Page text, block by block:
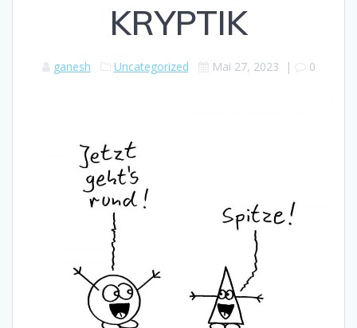
KRYPTIK
ganesh Uncategorized Mai 27, 2023 | 0